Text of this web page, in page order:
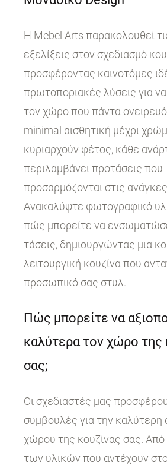
Η Mebel Arts παρακολουθεί
εξελίξεις στον σχεδιασμό
προσφέροντας καινοτόμες
πρωτοποριακές λύσεις για
τον χώρο που πάντα
minimal αισθητική μέχρι
κυριαρχούν φέτος, κάθε
περιλαμβάνει προτάσεις που
προσαρμόζονται στις
Ανακαλύψτε φωτογραφικό
πώς μπορείτε να
τάσεις, δημιουργώντας μια
λειτουργική κουζίνα που
προσωπικό σας στυλ.
Πώς μπορείτε να
καλύτερα τον χώρο της
σας;
Οι σχεδιαστές μας
συμβουλές για την καλύτερη
χώρου της κουζίνας σας. Από
των υλικών που αντέχουν